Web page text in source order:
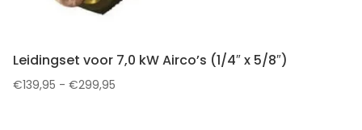
Leidingset voor 7,0 kW Airco’s (1/4″ x 5/8″)
€139,95 - €299,95Prijsklasse: